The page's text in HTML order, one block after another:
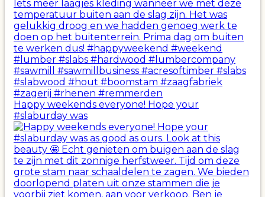
Happy weekends everyone! Hope your
#slaburday was